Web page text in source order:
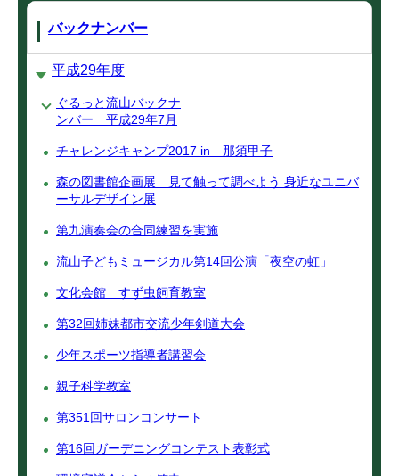
バックナンバー
平成29年度
ぐるっと流山バックナ
ンバー 平成29年7月
チャレンジキャンプ2017 in 那須甲子
森の図書館企画展 見て触って調べよう 身近なユニバ
ーサルデザイン展
第九演奏会の合同練習を実施
流山子どもミュージカル第14回公演「夜空の虹」
文化会館 すず虫飼育教室
第32回姉妹都市交流少年剣道大会
少年スポーツ指導者講習会
親子科学教室
第351回サロンコンサート
第16回ガーデニングコンテスト表彰式